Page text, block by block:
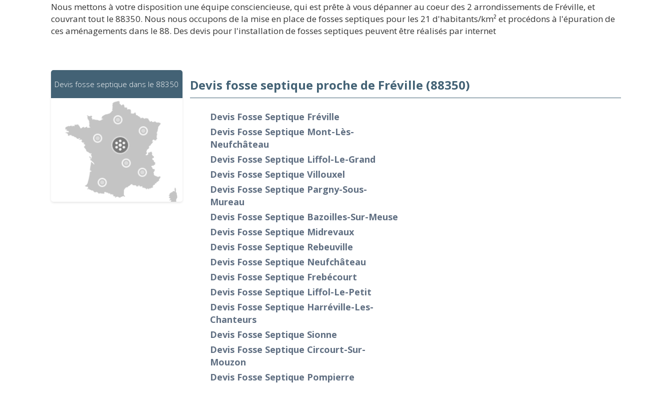
Nous mettons à votre disposition une équipe consciencieuse, qui est prête à vous dépanner au coeur des 2 arrondissements de Fréville, et
couvrant tout le 88350. Nous nous occupons de la mise en place de fosses septiques pour les 21 d'habitants/km² et procédons à l'épuration de
ces aménagements dans le 88. Des devis pour l'installation de fosses septiques peuvent être réalisés par internet
Devis fosse septique dans le 88350 Devis fosse septique proche de Fréville (88350)
Devis Fosse Septique Fréville
Devis Fosse Septique Mont-Lès-
Neufchâteau
Devis Fosse Septique Liffol-Le-Grand
Devis Fosse Septique Villouxel
Devis Fosse Septique Pargny-Sous-
Mureau
Devis Fosse Septique Bazoilles-Sur-Meuse
Devis Fosse Septique Midrevaux
Devis Fosse Septique Rebeuville
Devis Fosse Septique Neufchâteau
Devis Fosse Septique Frebécourt
Devis Fosse Septique Liffol-Le-Petit
Devis Fosse Septique Harréville-Les-
Chanteurs
Devis Fosse Septique Sionne
Devis Fosse Septique Circourt-Sur-
Mouzon
Devis Fosse Septique Pompierre